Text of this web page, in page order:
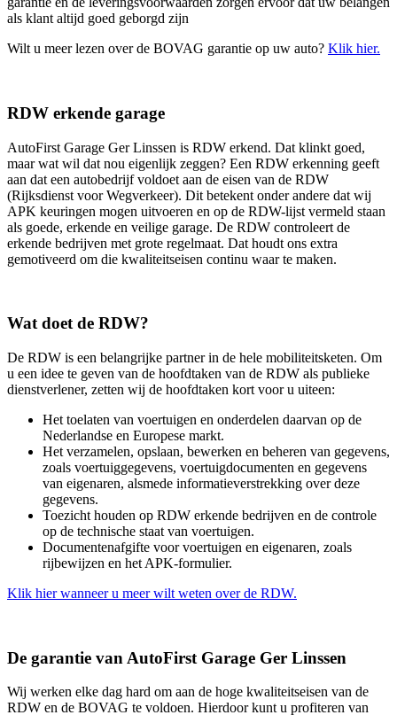
als klant altijd goed geborgd zijn
Wilt u meer lezen over de BOVAG garantie op uw auto? Klik hier.
RDW erkende garage
AutoFirst Garage Ger Linssen is RDW erkend. Dat klinkt goed,
maar wat wil dat nou eigenlijk zeggen? Een RDW erkenning geeft
aan dat een autobedrijf voldoet aan de eisen van de RDW
(Rijksdienst voor Wegverkeer). Dit betekent onder andere dat wij
APK keuringen mogen uitvoeren en op de RDW-lijst vermeld staan
als goede, erkende en veilige garage. De RDW controleert de
erkende bedrijven met grote regelmaat. Dat houdt ons extra
gemotiveerd om die kwaliteitseisen continu waar te maken.
Wat doet de RDW?
De RDW is een belangrijke partner in de hele mobiliteitsketen. Om
u een idee te geven van de hoofdtaken van de RDW als publieke
dienstverlener, zetten wij de hoofdtaken kort voor u uiteen:
Het toelaten van voertuigen en onderdelen daarvan op de
Nederlandse en Europese markt.
Het verzamelen, opslaan, bewerken en beheren van gegevens,
zoals voertuiggegevens, voertuigdocumenten en gegevens
van eigenaren, alsmede informatieverstrekking over deze
gegevens.
Toezicht houden op RDW erkende bedrijven en de controle
op de technische staat van voertuigen.
Documentenafgifte voor voertuigen en eigenaren, zoals
rijbewijzen en het APK-formulier.
Klik hier wanneer u meer wilt weten over de RDW.
De garantie van AutoFirst Garage Ger Linssen
Wij werken elke dag hard om aan de hoge kwaliteitseisen van de
RDW en de BOVAG te voldoen. Hierdoor kunt u profiteren van